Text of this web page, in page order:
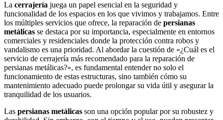
La cerrajería juega un papel esencial en la seguridad y
funcionalidad de los espacios en los que vivimos y trabajamos. Entre
los múltiples servicios que ofrece, la reparación de persianas
metálicas se destaca por su importancia, especialmente en entornos
comerciales y residenciales donde la protección contra robos y
vandalismo es una prioridad. Al abordar la cuestión de «¿Cuál es el
servicio de cerrajería más recomendado para la reparación de
persianas metálicas?», es fundamental entender no solo el
funcionamiento de estas estructuras, sino también cómo su
mantenimiento adecuado puede prolongar su vida útil y asegurar la
tranquilidad de los usuarios.
Las persianas metálicas son una opción popular por su robustez y